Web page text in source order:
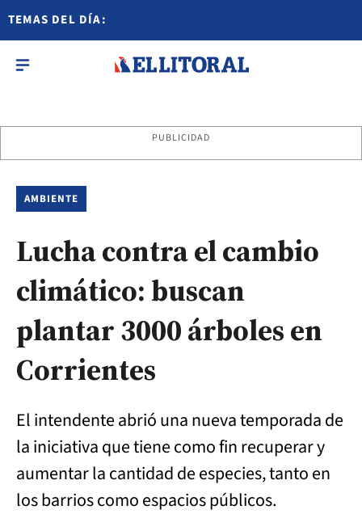
TEMAS DEL DÍA:
PUBLICIDAD
AMBIENTE
Lucha contra el cambio
climático: buscan
plantar 3000 árboles en
Corrientes
El intendente abrió una nueva temporada de
la iniciativa que tiene como fin recuperar y
aumentar la cantidad de especies, tanto en
los barrios como espacios públicos.